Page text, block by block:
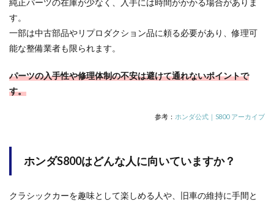
す。
一部は中古部品やリプロダクション品に頼る必要があり、修理可
能な整備業者も限られます。
パーツの入手性や修理体制の不安は避けて通れないポイントで
す。
参考： ホンダ公式｜S800 アーカイブ
ホンダS800はどんな人に向いていますか？
クラシックカーを趣味として楽しめる人や、旧車の維持に手間と